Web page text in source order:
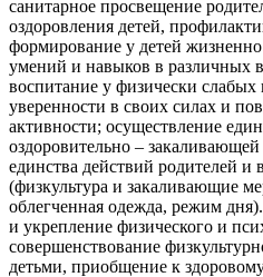
санитарное просвещение
оздоровления детей,
формирование у детей
умений и навыков в различных
воспитание у физически
уверенности в своих силах и
активности; осуществление
оздоровительно –
единства действий родителей
(физкультура и закаливающие
облегченная одежда, режим
и укрепление физического и
совершенствование
детьми, приобщение к